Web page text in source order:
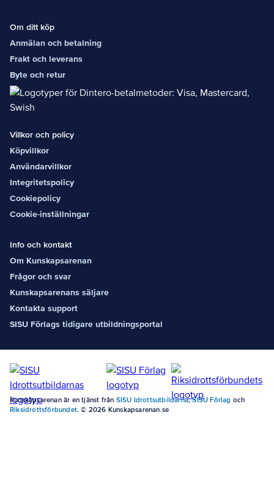
Om ditt köp
Anmälan och betalning
Frakt och leverans
Byte och retur
Villkor och policy
Köpvillkor
Användarvillkor
Integritetspolicy
Cookiepolicy
Cookie-inställningar
Info och kontakt
Om Kunskapsarenan
Frågor och svar
Kunskapsarenans säljare
Kontakta support
SISU Förlags tidigare utbildningsportal
Kunskapsarenan är en tjänst från SISU Idrottsutbildarna,SISU Förlag och
Riksidrottsförbundet. © 2026 Kunskapsarenan.se